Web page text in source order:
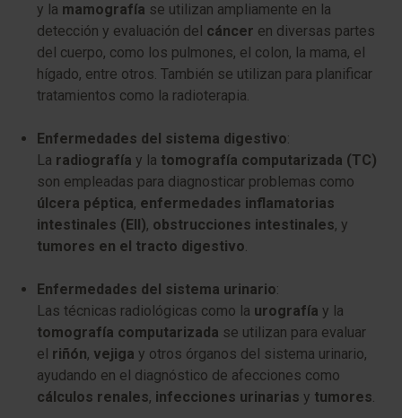
y la mamografía se utilizan ampliamente en la
detección y evaluación del cáncer en diversas partes
del cuerpo, como los pulmones, el colon, la mama, el
hígado, entre otros. También se utilizan para planificar
tratamientos como la radioterapia.
Enfermedades del sistema digestivo:
La radiografía y la tomografía computarizada (TC)
son empleadas para diagnosticar problemas como
úlcera péptica, enfermedades inflamatorias
intestinales (EII), obstrucciones intestinales, y
tumores en el tracto digestivo.
Enfermedades del sistema urinario:
Las técnicas radiológicas como la urografía y la
tomografía computarizada se utilizan para evaluar
el riñón, vejiga y otros órganos del sistema urinario,
ayudando en el diagnóstico de afecciones como
cálculos renales, infecciones urinarias y tumores.